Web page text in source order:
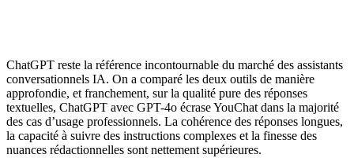
ChatGPT reste la référence incontournable du marché des assistants
conversationnels IA. On a comparé les deux outils de manière
approfondie, et franchement, sur la qualité pure des réponses
textuelles, ChatGPT avec GPT-4o écrase YouChat dans la majorité
des cas d’usage professionnels. La cohérence des réponses longues,
la capacité à suivre des instructions complexes et la finesse des
nuances rédactionnelles sont nettement supérieures.